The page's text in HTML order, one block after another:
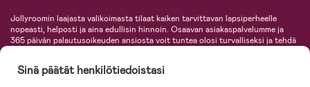
Jollyroomin laajasta valikoimasta tilaat kaiken tarvittavan lapsiperheelle
nopeasti, helposti ja aina edullisin hinnoin. Osaavan asiakaspalvelumme ja
365 päivän palautusoikeuden ansiosta voit tuntea olosi turvalliseksi ja tehdä
lastentarvikkeita sekä paljon muuta. Meiltä löydät lukuisia tunnettuja
Sinä päätät henkilötiedoistasi